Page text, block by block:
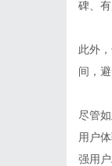
碑、
此外
间，
尽管
用户
强用